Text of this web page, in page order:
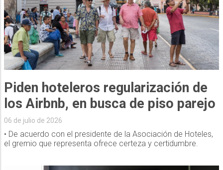
Piden hoteleros regularización de
los Airbnb, en busca de piso parejo
06 de julio de 2026
• De acuerdo con el presidente de la Asociación de Hoteles,
el gremio que representa ofrece certeza y certidumbre.